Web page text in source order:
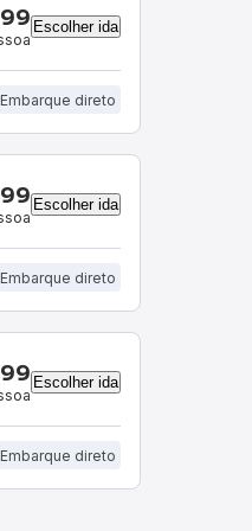
Escolher ida
Embarque direto
Escolher ida
Embarque direto
Escolher ida
Embarque direto